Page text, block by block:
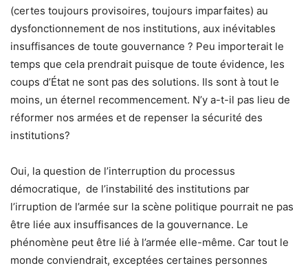
(certes toujours provisoires, toujours imparfaites) au
dysfonctionnement de nos institutions, aux inévitables
insuffisances de toute gouvernance ? Peu importerait le
temps que cela prendrait puisque de toute évidence, les
coups d’État ne sont pas des solutions. Ils sont à tout le
moins, un éternel recommencement. N’y a-t-il pas lieu de
réformer nos armées et de repenser la sécurité des
institutions?
Oui, la question de l’interruption du processus
démocratique, de l’instabilité des institutions par
l’irruption de l’armée sur la scène politique pourrait ne pas
être liée aux insuffisances de la gouvernance. Le
phénomène peut être lié à l’armée elle-même. Car tout le
monde conviendrait, exceptées certaines personnes